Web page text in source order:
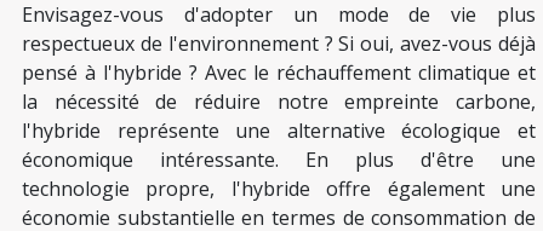
Envisagez-vous d'adopter un mode de vie plus
respectueux de l'environnement ? Si oui, avez-vous déjà
pensé à l'hybride ? Avec le réchauffement climatique et
la nécessité de réduire notre empreinte carbone,
l'hybride représente une alternative écologique et
économique intéressante. En plus d'être une
technologie propre, l'hybride offre également une
économie substantielle en termes de consommation de